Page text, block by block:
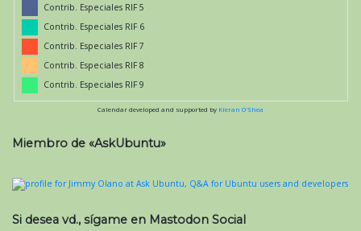
Contrib. Especiales RIF 5
Contrib. Especiales RIF 6
Contrib. Especiales RIF 7
Contrib. Especiales RIF 8
Contrib. Especiales RIF 9
Calendar developed and supported by Kieran O'Shea
Miembro de «AskUbuntu»
Si desea vd., sígame en Mastodon Social